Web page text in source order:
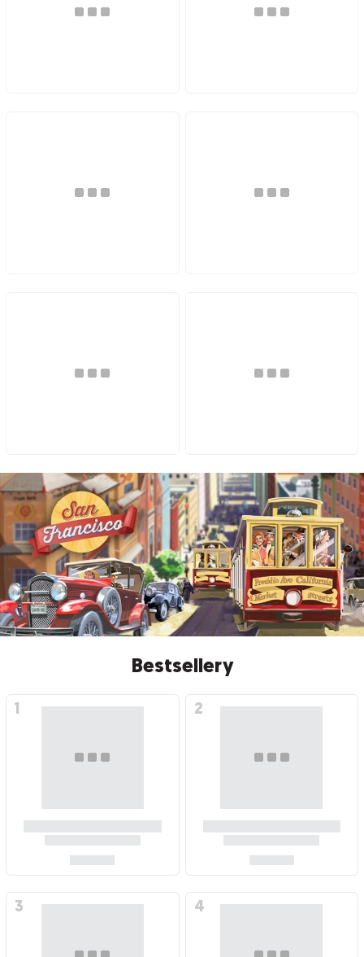
Bestsellery